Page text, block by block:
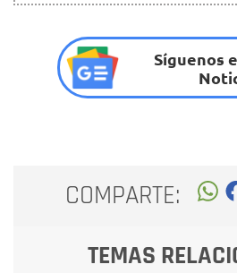
Síguenos
COMPARTE:
TEMAS